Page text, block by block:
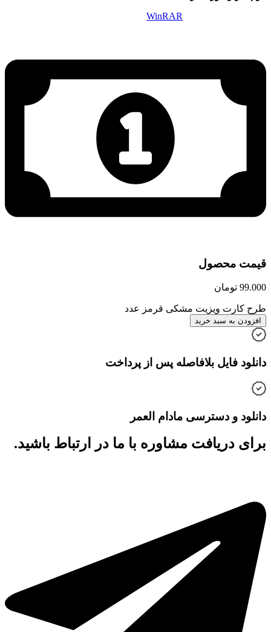
WinRAR
قیمت محصول
99.000 تومان
طرح کارت ویزیت مشکی قرمز عدد
افزودن به سبد خرید
دانلود فایل بلافاصله پس از پرداخت
دانلود و دسترسی مادام العمر
برای دریافت مشاوره با ما در ارتباط باشید.